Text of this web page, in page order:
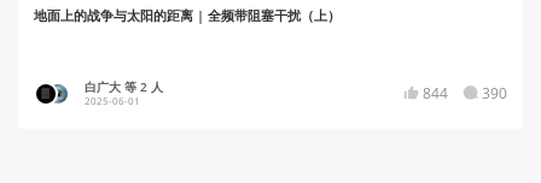
地面上的战争与太阳的距离 | 全频带阻塞干扰（上）
白广大 等 2 人
2025-06-01 844 390